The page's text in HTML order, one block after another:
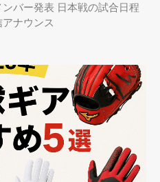
バー発表 日本戦の試合日程
ナウンス